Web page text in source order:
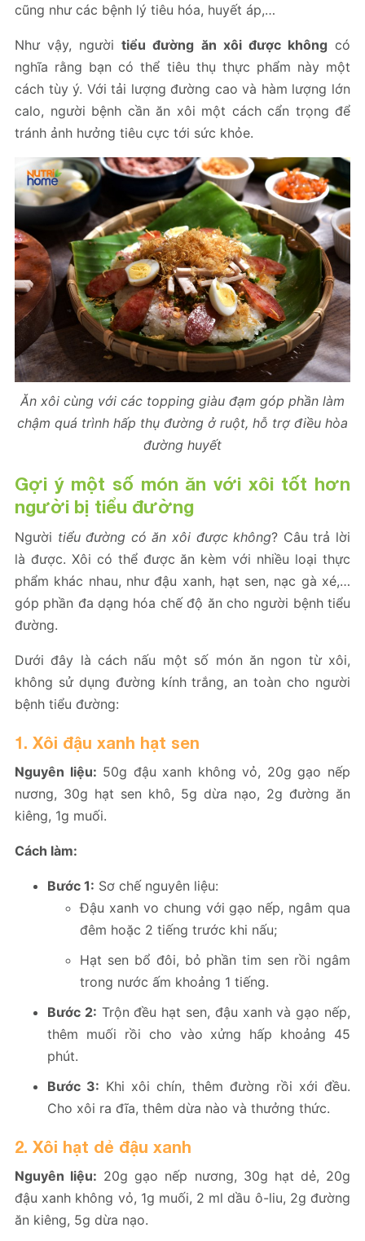
cũng như các bệnh lý tiêu hóa, huyết áp,…
Như vậy, ngườitiểu đường ăn xôi được khôngcó
nghĩa rằng bạn có thể tiêu thụ thực phẩm này một
cách tùy ý. Với tải lượng đường cao và hàm lượng lớn
calo, người bệnh cần ăn xôi một cách cẩn trọng để
tránh ảnh hưởng tiêu cực tới sức khỏe.
Ăn xôi cùng với các topping giàu đạm góp phần làm
chậm quá trình hấp thụ đường ở ruột, hỗ trợ điều hòa
đường huyết
Gợi ý một số món ăn với xôi tốt hơn
người bị tiểu đường
Người tiểu đường có ăn xôi được không? Câu trả lời
là được. Xôi có thể được ăn kèm với nhiều loại thực
phẩm khác nhau, như đậu xanh, hạt sen, nạc gà xé,…
góp phần đa dạng hóa chế độ ăn cho người bệnh tiểu
đường.
Dưới đây là cách nấu một số món ăn ngon từ xôi,
không sử dụng đường kính trắng, an toàn cho người
bệnh tiểu đường:
1. Xôi đậu xanh hạt sen
Nguyên liệu: 50g đậu xanh không vỏ, 20g gạo nếp
nương, 30g hạt sen khô, 5g dừa nạo, 2g đường ăn
kiêng, 1g muối.
Cách làm:
Bước 1: Sơ chế nguyên liệu:
Đậu xanh vo chung với gạo nếp, ngâm qua
đêm hoặc 2 tiếng trước khi nấu;
Hạt sen bổ đôi, bỏ phần tim sen rồi ngâm
trong nước ấm khoảng 1 tiếng.
Bước 2: Trộn đều hạt sen, đậu xanh và gạo nếp,
thêm muối rồi cho vào xửng hấp khoảng 45
phút.
Bước 3: Khi xôi chín, thêm đường rồi xới đều.
Cho xôi ra đĩa, thêm dừa nào và thưởng thức.
2. Xôi hạt dẻ đậu xanh
Nguyên liệu: 20g gạo nếp nương, 30g hạt dẻ, 20g
đậu xanh không vỏ, 1g muối, 2 ml dầu ô-liu, 2g đường
ăn kiêng, 5g dừa nạo.